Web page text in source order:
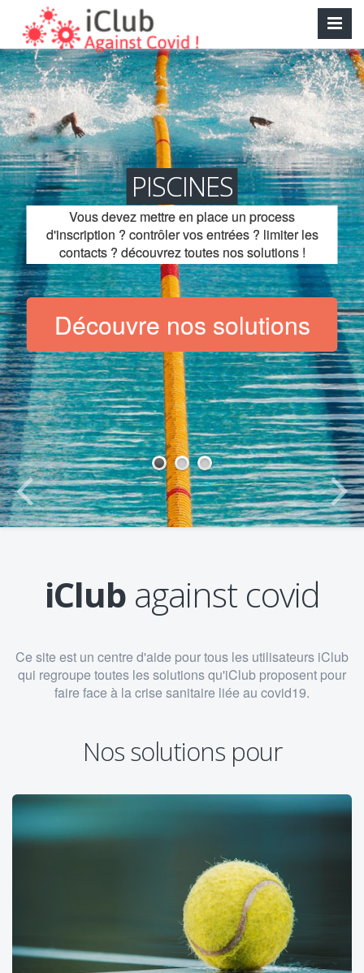
PISCINES
Vous devez mettre en place un process
d'inscription ? contrôler vos entrées ? limiter les
contacts ? découvrez toutes nos solutions !
Découvre nos solutions
1 2 3
iClubagainst covid
Ce site est un centre d'aide pour tous les utilisateurs iClub
qui regroupe toutes les solutions qu'iClub proposent pour
faire face à la crise sanitaire liée au covid19.
Nos solutions pour